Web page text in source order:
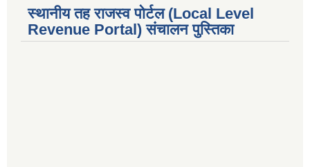
स्थानीय तह राजस्व पोर्टल (Local Level
Revenue Portal) संचालन पुस्तिका